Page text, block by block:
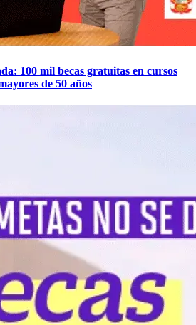
100 mil becas gratuitas en cursos
de 50 años